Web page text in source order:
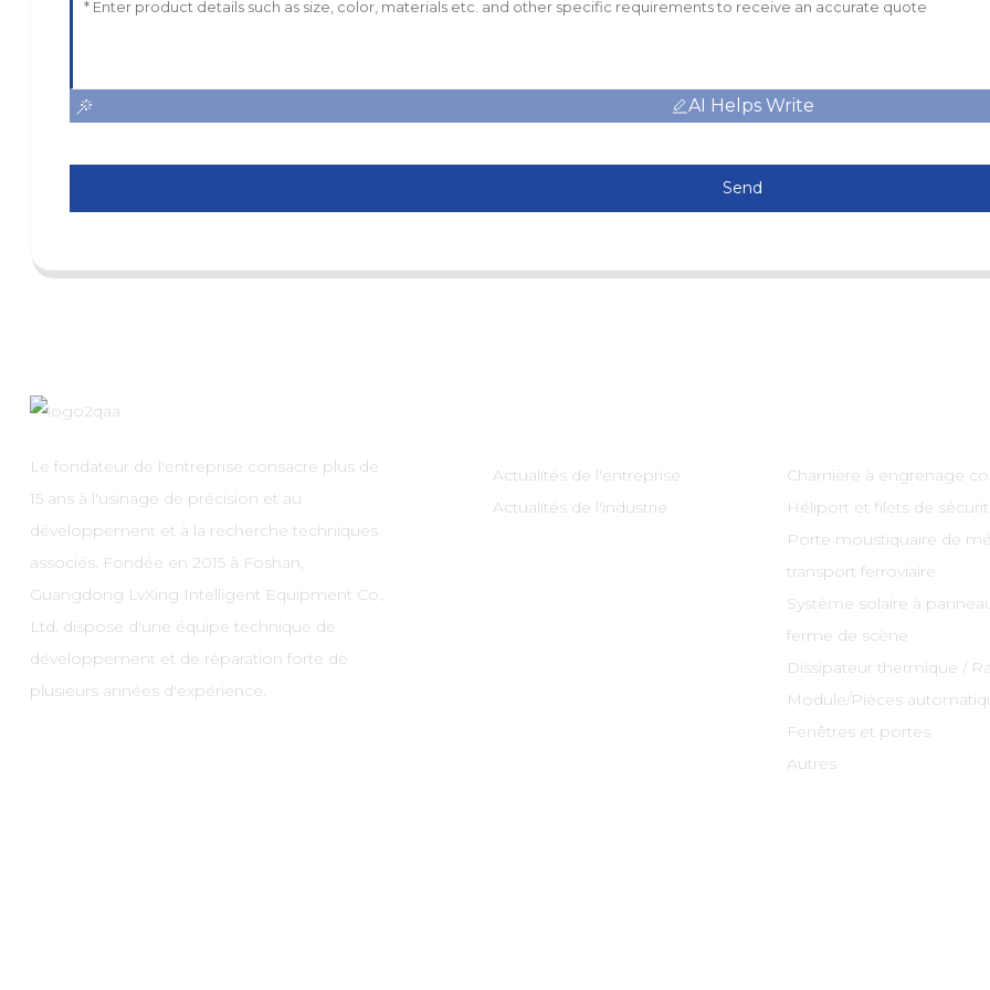
AI Helps Write
Send
Le fondateur de l'entreprise consacre plus de
15 ans à l'usinage de précision et au
développement et à la recherche techniques
associés. Fondée en 2015 à Foshan,
Guangdong LvXing Intelligent Equipment Co.,
Ltd. dispose d'une équipe technique de
développement et de réparation forte de
plusieurs années d'expérience.
Actualités de l'entreprise
Actualités de l'industrie
Charnière à engrenage
Héliport et filets de
Porte moustiquaire de
transport ferroviaire
Système solaire à
ferme de scène
Dissipateur thermique /
Module/Pièces
Fenêtres et portes
Autres